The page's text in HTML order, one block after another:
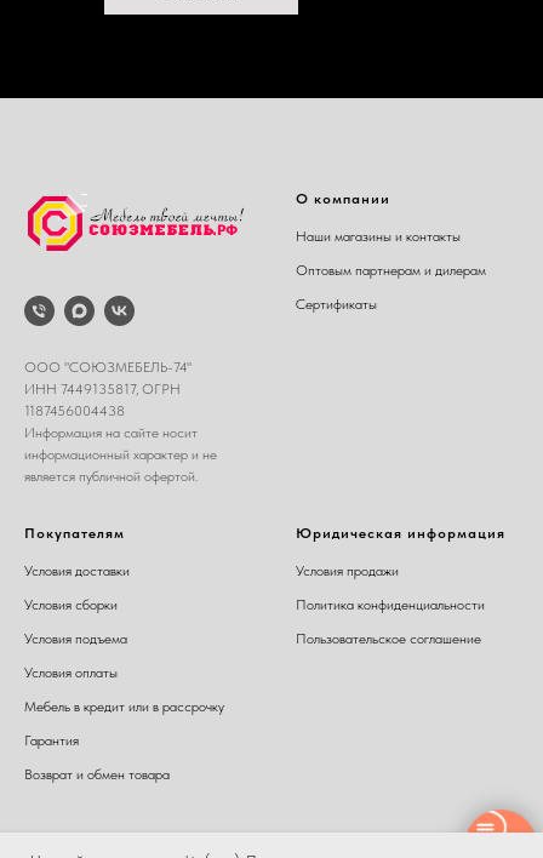
ООО "СОЮЗМЕБЕЛЬ-74"
ИНН 7449135817, ОГРН
1187456004438
Информация на сайте носит
информационный характер и не
является публичной офертой.
О компании
Наши магазины и контакты
Оптовым партнерам и дилерам
Сертификаты
Покупателям
Условия доставки
Условия сборки
Условия подъема
Условия оплаты
Мебель в кредит или в рассрочку
Гарантия
Возврат и обмен товара
Юридическая информация
Условия продажи
Политика конфиденциальности
Пользовательское соглашение